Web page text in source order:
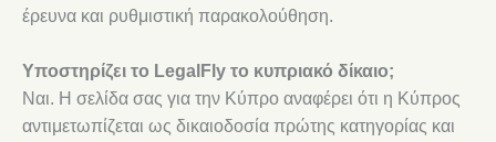
έρευνα και ρυθμιστική παρακολούθηση.
Υποστηρίζει το LegalFly το κυπριακό δίκαιο;
Ναι. Η σελίδα σας για την Κύπρο αναφέρει ότι η Κύπρος
αντιμετωπίζεται ως δικαιοδοσία πρώτης κατηγορίας και